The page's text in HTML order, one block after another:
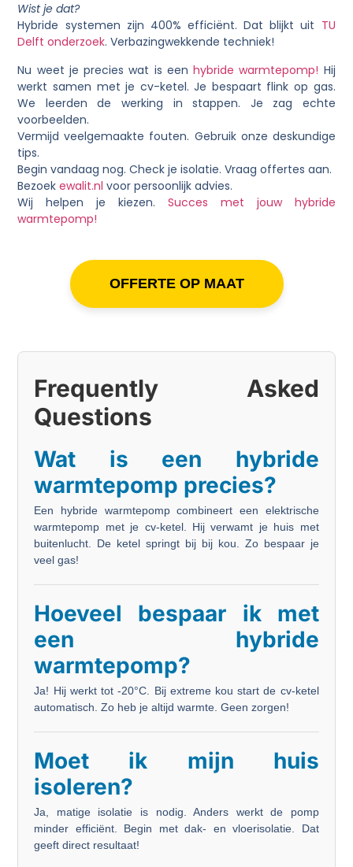
Wist je dat?
Hybride systemen zijn 400% efficiënt. Dat blijkt uit TU
Delft onderzoek. Verbazingwekkende techniek!
Nu weet je precies wat is eenhybridewarmtepomp! Hij
werkt samen met je cv-ketel. Je bespaart flink op gas.
We leerden de werking in stappen. Je zag echte
voorbeelden.
Vermijd veelgemaakte fouten. Gebruik onze deskundige
tips.
Begin vandaag nog. Check je isolatie. Vraag offertes aan.
Bezoekewalit.nl voor persoonlijk advies.
Wij helpen je kiezen. Succes met jouw hybride
warmtepomp!
OFFERTE OP MAAT
Frequently Asked
Questions
Wat is een hybride
warmtepomp precies?
Een hybride warmtepomp combineert een elektrische
warmtepomp met je cv-ketel. Hij verwamt je huis met
buitenlucht. De ketel springt bij bij kou. Zo bespaar je
veel gas!
Hoeveel bespaar ik met
een hybride
warmtepomp?
Ja! Hij werkt tot -20°C. Bij extreme kou start de cv-ketel
automatisch. Zo heb je altijd warmte. Geen zorgen!
Moet ik mijn huis
isoleren?
Ja, matige isolatie is nodig. Anders werkt de pomp
minder efficiënt. Begin met dak- en vloerisolatie. Dat
geeft direct resultaat!